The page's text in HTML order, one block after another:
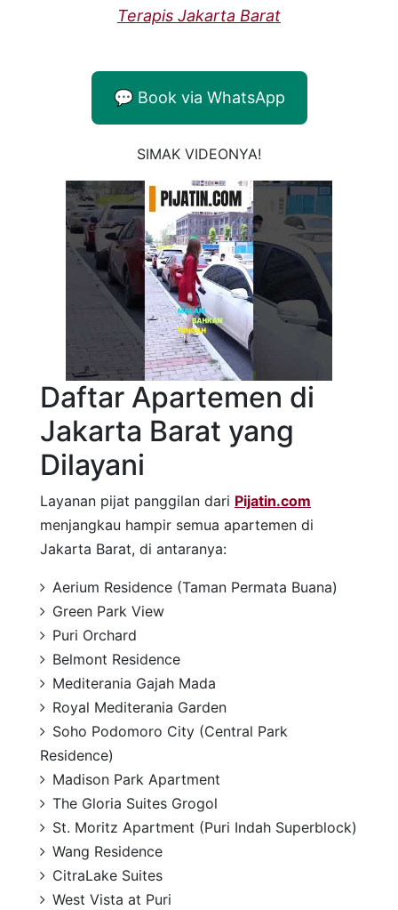
Terapis Jakarta Barat
💬 Book via WhatsApp
SIMAK VIDEONYA!
Daftar Apartemen di
Jakarta Barat yang
Dilayani
Layanan pijat panggilan dari Pijatin.com
menjangkau hampir semua apartemen di
Jakarta Barat, di antaranya:
Aerium Residence (Taman Permata Buana)
Green Park View
Puri Orchard
Belmont Residence
Mediterania Gajah Mada
Royal Mediterania Garden
Soho Podomoro City (Central Park
Residence)
Madison Park Apartment
The Gloria Suites Grogol
St. Moritz Apartment (Puri Indah Superblock)
Wang Residence
CitraLake Suites
West Vista at Puri